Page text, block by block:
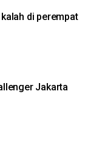
di perempat
Jakarta